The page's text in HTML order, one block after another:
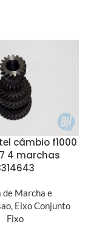
câmbio f1000
4 marchas
de Marcha e
, Eixo Conjunto
Fixo